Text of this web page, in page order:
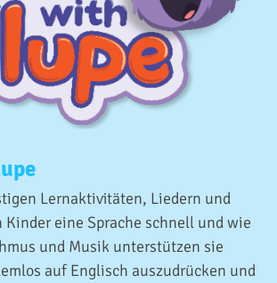
Lernaktivitäten, Liedern und
eine Sprache schnell und wie
und Musik unterstützen sie
auf Englisch auszudrücken und